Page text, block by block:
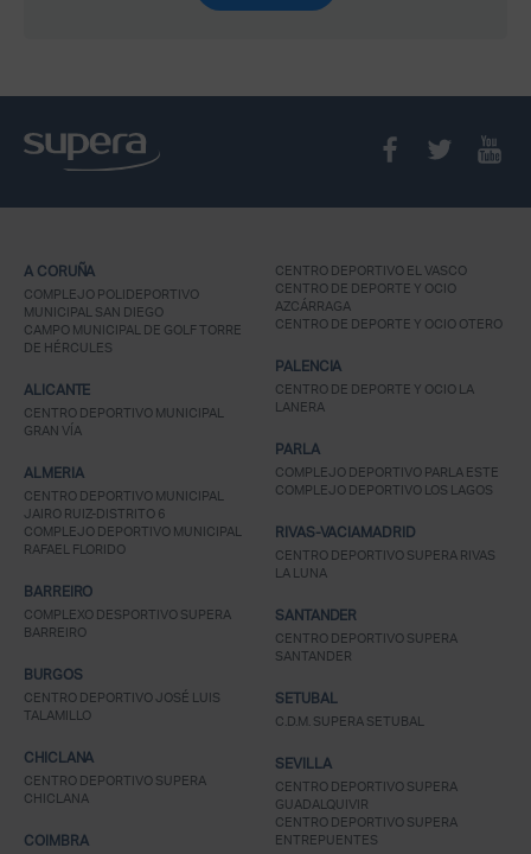
A CORUÑA
COMPLEJO POLIDEPORTIVO
MUNICIPAL SAN DIEGO
CAMPO MUNICIPAL DE GOLF TORRE
DE HÉRCULES
ALICANTE
CENTRO DEPORTIVO MUNICIPAL
GRAN VÍA
ALMERIA
CENTRO DEPORTIVO MUNICIPAL
JAIRO RUIZ-DISTRITO 6
COMPLEJO DEPORTIVO MUNICIPAL
RAFAEL FLORIDO
BARREIRO
COMPLEXO DESPORTIVO SUPERA
BARREIRO
BURGOS
CENTRO DEPORTIVO JOSÉ LUIS
TALAMILLO
CHICLANA
CENTRO DEPORTIVO SUPERA
CHICLANA
COIMBRA
CENTRO DEPORTIVO EL VASCO
CENTRO DE DEPORTE Y OCIO
AZCÁRRAGA
CENTRO DE DEPORTE Y OCIO OTERO
PALENCIA
CENTRO DE DEPORTE Y OCIO LA
LANERA
PARLA
COMPLEJO DEPORTIVO PARLA ESTE
COMPLEJO DEPORTIVO LOS LAGOS
RIVAS-VACIAMADRID
CENTRO DEPORTIVO SUPERA RIVAS
LA LUNA
SANTANDER
CENTRO DEPORTIVO SUPERA
SANTANDER
SETUBAL
C.D.M. SUPERA SETUBAL
SEVILLA
CENTRO DEPORTIVO SUPERA
GUADALQUIVIR
CENTRO DEPORTIVO SUPERA
ENTREPUENTES